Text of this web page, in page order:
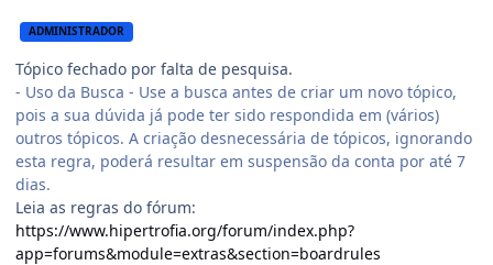
ADMINISTRADOR
Tópico fechado por falta de pesquisa.
- Uso da Busca - Use a busca antes de criar um novo tópico,
pois a sua dúvida já pode ter sido respondida em (vários)
outros tópicos. A criação desnecessária de tópicos, ignorando
esta regra, poderá resultar em suspensão da conta por até 7
dias.
Leia as regras do fórum:
https://www.hipertrofia.org/forum/index.php?
app=forums&module=extras&section=boardrules